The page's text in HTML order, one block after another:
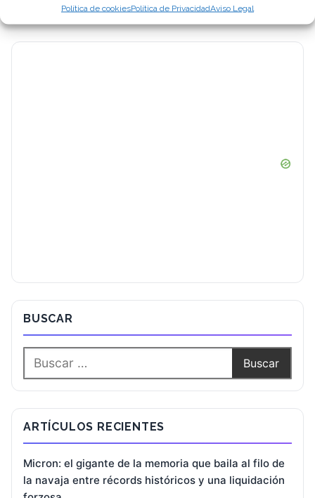
Política de cookiesPolítica de PrivacidadAviso Legal
BUSCAR
ARTÍCULOS RECIENTES
Micron: el gigante de la memoria que baila al filo de
la navaja entre récords históricos y una liquidación